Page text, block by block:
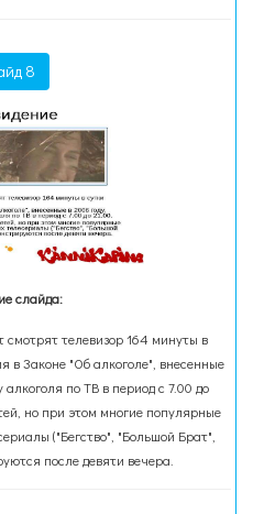
8
слайда:
смотрят телевизор 164 минуты в
в Законе "Об алкоголе", внесенные
по ТВ в период с 7.00 до
но при этом многие популярные
("Бегство", "Большой Брат",
после девяти вечера.